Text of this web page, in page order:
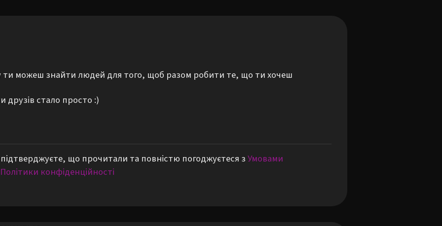
ти можеш знайти людей для того, щоб разом робити те, що ти хочеш
стало просто :)
що прочитали та повністю погоджуєтеся зУмовами
Політики конфіденційності